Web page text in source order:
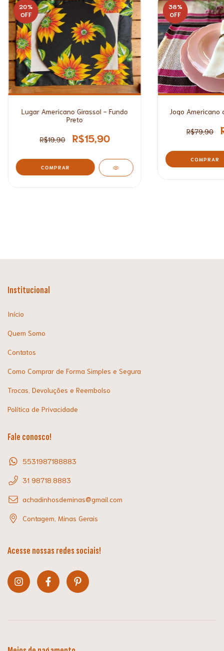
20%
OFF
Lugar Americano Girassol - Fundo
Preto
R$19,90 R$15,90
38%
OFF
Jogo Americano
R$79,90
COMPRAR
Institucional
Início
Quem Somo
Contatos
Como Comprar de Forma Simples e Segura
Trocas, Devoluções e Reembolso
Política de Privacidade
Fale conosco!
5531987188883
31 98718.8883
achadinhosdeminas@gmail.com
Contagem, Minas Gerais
Acesse nossas redes sociais!